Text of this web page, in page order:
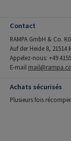
Contact
RAMPA GmbH & Co. KG
Auf der Heide 8, 21514
Appelez-nous: +49
E-mail
Achats sécurisés
Plusieurs fois